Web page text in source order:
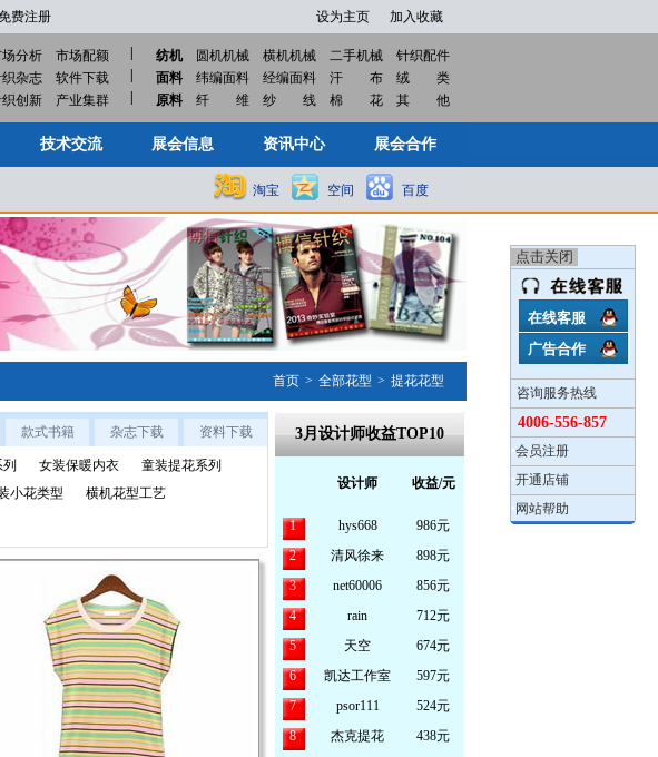
在线客服
广告合作
咨询服务热线
4006-556-857
•会员注册
•开通店铺
• 网站帮助
费注册 设为主页 加入收藏
分析 市场配额 纺机 圆机机械 横机机械 二手机械
针织配件
杂志 软件下载 面料 纬编面料 经编面料 汗 布 绒
类
创新 产业集群 原料 纤 维 纱 线 棉 花 其 他
技术交流
技术交流
展会信息
展会信息
资讯中心
资讯中心
展会合作
展会合作
淘宝 空间 百度
首页 > 全部花型 > 提花花型
款式书籍 杂志下载 资料下载
女装保暖内衣
童装提花系列
小花类型
横机花型工艺
3月设计师收益TOP10
设计师 收益/元
1 hys668
986元
2
清风徐来
898元
3
net60006
856元
4
rain
712元
5
天空
674元
6
凯达工作室
597元
7
psor111
524元
8
杰克提花
438元